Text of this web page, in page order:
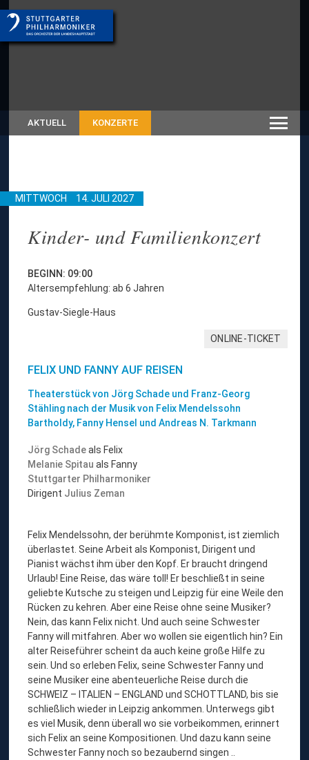
AKTUELL KONZERTE
MITTWOCH 14. JULI 2027
Kinder- und Familienkonzert
BEGINN: 09:00
Altersempfehlung: ab 6 Jahren
Gustav-Siegle-Haus
ONLINE-TICKET
FELIX UND FANNY AUF REISEN
Theaterstück von Jörg Schade und Franz-Georg
Stähling nach der Musik von Felix Mendelssohn
Bartholdy, Fanny Hensel und Andreas N. Tarkmann
Jörg Schadeals Felix
Melanie Spitau als Fanny
Stuttgarter Philharmoniker
Dirigent Julius Zeman
Felix Mendelssohn, der berühmte Komponist, ist ziemlich
überlastet. Seine Arbeit als Komponist, Dirigent und
Pianist wächst ihm über den Kopf. Er braucht dringend
Urlaub! Eine Reise, das wäre toll! Er beschließt in seine
geliebte Kutsche zu steigen und Leipzig für eine Weile den
Rücken zu kehren. Aber eine Reise ohne seine Musiker?
Nein, das kann Felix nicht. Und auch seine Schwester
Fanny will mitfahren. Aber wo wollen sie eigentlich hin? Ein
alter Reiseführer scheint da auch keine große Hilfe zu
sein. Und so erleben Felix, seine Schwester Fanny und
seine Musiker eine abenteuerliche Reise durch die
SCHWEIZ – ITALIEN – ENGLAND und SCHOTTLAND, bis sie
schließlich wieder in Leipzig ankommen. Unterwegs gibt
es viel Musik, denn überall wo sie vorbeikommen, erinnert
sich Felix an seine Kompositionen. Und dazu kann seine
Schwester Fanny noch so bezaubernd singen ..